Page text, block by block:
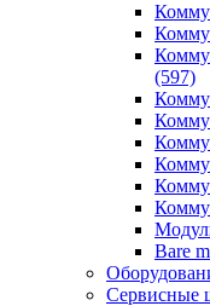
(597)
Bare
Сервисные